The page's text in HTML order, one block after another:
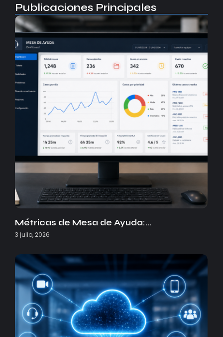
Publicaciones Principales
Métricas de Mesa de Ayuda:…
3 julio, 2026